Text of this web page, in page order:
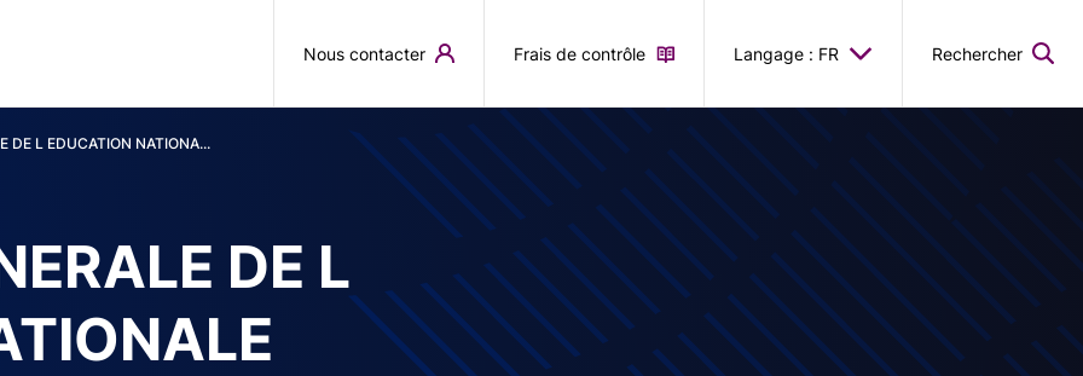
Nous contacter Frais de contrôle Langage : FR Rechercher
DE L EDUCATION NATIONA...
DE L